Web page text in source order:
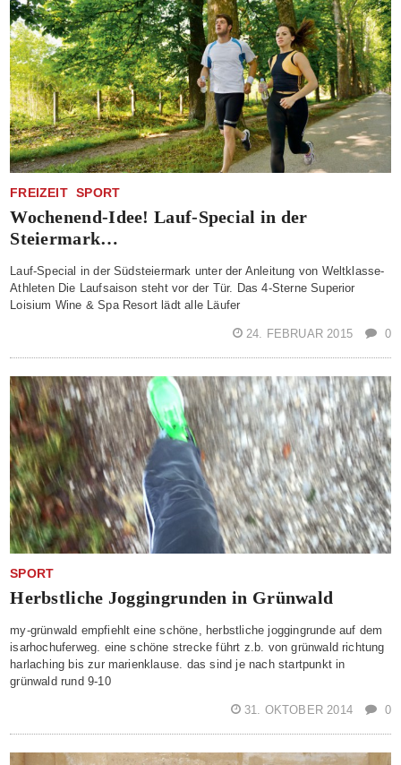
FREIZEIT SPORT
Wochenend-Idee! Lauf-Special in der
Steiermark…
Lauf-Special in der Südsteiermark unter der Anleitung von Weltklasse-
Athleten Die Laufsaison steht vor der Tür. Das 4-Sterne Superior
Loisium Wine & Spa Resort lädt alle Läufer
24. FEBRUAR 2015 0
SPORT
Herbstliche Joggingrunden in Grünwald
my-grünwald empfiehlt eine schöne, herbstliche joggingrunde auf dem
isarhochuferweg. eine schöne strecke führt z.b. von grünwald richtung
harlaching bis zur marienklause. das sind je nach startpunkt in
grünwald rund 9-10
31. OKTOBER 2014 0